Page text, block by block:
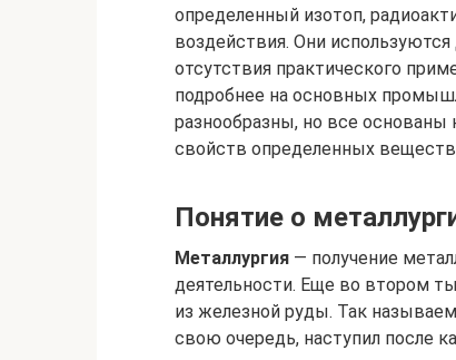
определенный изотоп,
воздействия. Они
отсутствия практического
подробнее на основных
разнообразны, но все основаны
свойств определенных
Понятие о
Металлургия — получение
деятельности. Еще во втором
из железной руды. Так
свою очередь, наступил после